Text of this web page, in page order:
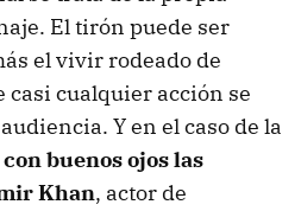
El tirón puede ser
el vivir rodeado de
casi cualquier acción se
Y en el caso de la
buenos ojos las
Khan, actor de